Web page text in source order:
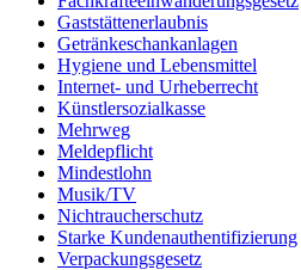
Gaststättenerlaubnis
Getränkeschankanlagen
Hygiene und Lebensmittel
Internet- und Urheberrecht
Künstlersozialkasse
Mehrweg
Meldepflicht
Mindestlohn
Musik/TV
Nichtraucherschutz
Starke Kundenauthentifizierung
Verpackungsgesetz